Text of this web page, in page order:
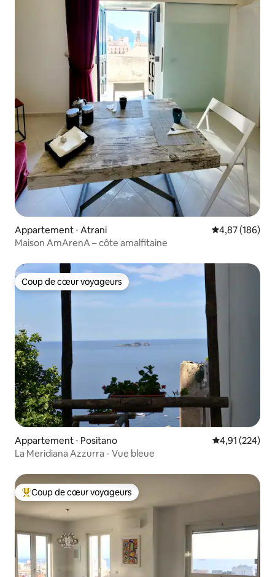
Appartement ⋅ Atrani Évaluation
4,87 (186)
Maison AmArenA – côte amalfitaine
Coup de cœur voyageurs
Coup de cœur voyageurs
Appartement ⋅ Positano Évaluation
4,91 (224)
La Meridiana Azzurra - Vue bleue
Coups de cœur voyageurs les plus appréciés
Coup de cœur voyageurs